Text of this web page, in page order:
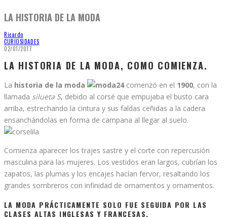
LA HISTORIA DE LA MODA
Ricardo
CURIOSIDADES
02/01/2017
LA HISTORIA DE LA MODA, COMO COMIENZA.
La historia de la moda comenzó en el 1900, con la
llamada silueta S, debido al corsé que empujaba el busto cara
arriba, estrechando la cintura y sus faldas ceñidas a la cadera
ensanchándolas en forma de campana al llegar al suelo.
Comienza aparecer los trajes sastre y el corte con repercusión
masculina para las mujeres. Los vestidos eran largos, cubrían los
zapatos, las plumas y los encajes hacían fervor, resaltando los
grandes sombreros con infinidad de ornamentos y ornamentos.
LA MODA PRÁCTICAMENTE SOLO FUE SEGUIDA POR LAS
CLASES ALTAS INGLESAS Y FRANCESAS.